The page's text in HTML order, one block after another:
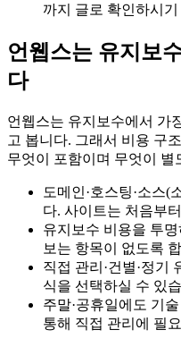
까지 글로 확인하시
언웹스는 유지보
다
언웹스는 유지보수에서 가
고 봅니다. 그래서 비용 구
무엇이 포함이며 무엇이 별
도메인·호스팅·소스(
다. 사이트는 처음부
유지보수 비용을 투
보는 항목이 없도록
직접 관리·건별·정기
식을 선택하실 수 있
주말·공휴일에도 기
통해 직접 관리에 필